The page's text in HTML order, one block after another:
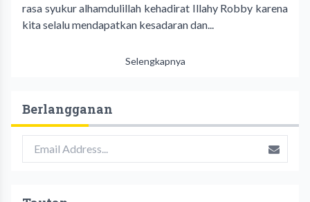
rasa syukur alhamdulillah kehadirat Illahy Robby karena
kita selalu mendapatkan kesadaran dan...
Selengkapnya
Berlangganan